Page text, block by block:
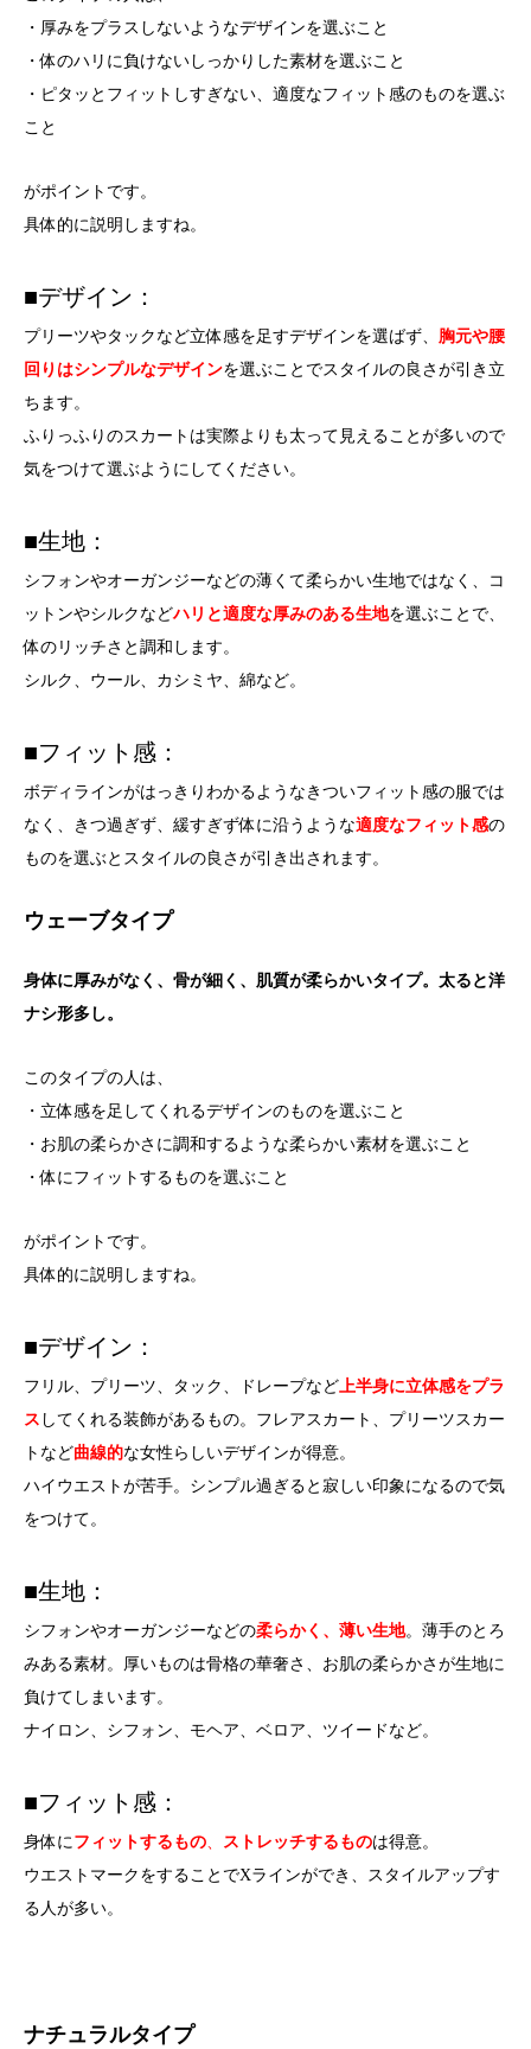
・厚みをプラスしないようなデザインを選ぶこと
・体のハリに負けないしっかりした素材を選ぶこと
・ピタッとフィットしすぎない、適度なフィット感のものを選ぶ
こと
がポイントです。
具体的に説明しますね。
■デザイン：
プリーツやタックなど立体感を足すデザインを選ばず、 胸元や腰
回りはシンプルなデザインを選ぶことでスタイルの良さが引き立
ちます。
ふりっふりのスカートは実際よりも太って見えることが多いので
気をつけて選ぶようにしてください。
■生地：
シフォンやオーガンジーなどの薄くて柔らかい生地ではなく、コ
ットンやシルクなどハリと適度な厚みのある生地を選ぶことで、
体のリッチさと調和します。
シルク、ウール、カシミヤ、綿など。
■フィット感：
ボディラインがはっきりわかるようなきついフィット感の服では
なく、きつ過ぎず、緩すぎず体に沿うような適度なフィット感の
ものを選ぶとスタイルの良さが引き出されます。
ウェーブタイプ
身体に厚みがなく、骨が細く、肌質が柔らかいタイプ。太ると洋
ナシ形多し。
このタイプの人は、
・立体感を足してくれるデザインのものを選ぶこと
・お肌の柔らかさに調和するような柔らかい素材を選ぶこと
・体にフィットするものを選ぶこと
がポイントです。
具体的に説明しますね。
■デザイン：
フリル、プリーツ、タック、ドレープなど上半身に立体感をプラ
ス してくれる装飾があるもの。フレアスカート、プリーツスカー
トなど曲線的な女性らしいデザインが得意。
ハイウエストが苦手。シンプル過ぎると寂しい印象になるので気
をつけて。
■生地：
シフォンやオーガンジーなどの柔らかく、薄い生地。薄手のとろ
みある素材。厚いものは骨格の華奢さ、お肌の柔らかさが生地に
負けてしまいます。
ナイロン、シフォン、モヘア、ベロア、ツイードなど。
■フィット感：
身体にフィットするもの、 ストレッチするものは得意。
ウエストマークをすることでXラインができ、スタイルアップす
る人が多い。
ナチュラルタイプ